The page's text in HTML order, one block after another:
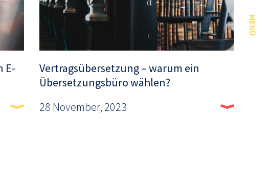
E-
Vertragsübersetzung – warum ein
Übersetzungsbüro wählen?
28 November, 2023
MENÜ